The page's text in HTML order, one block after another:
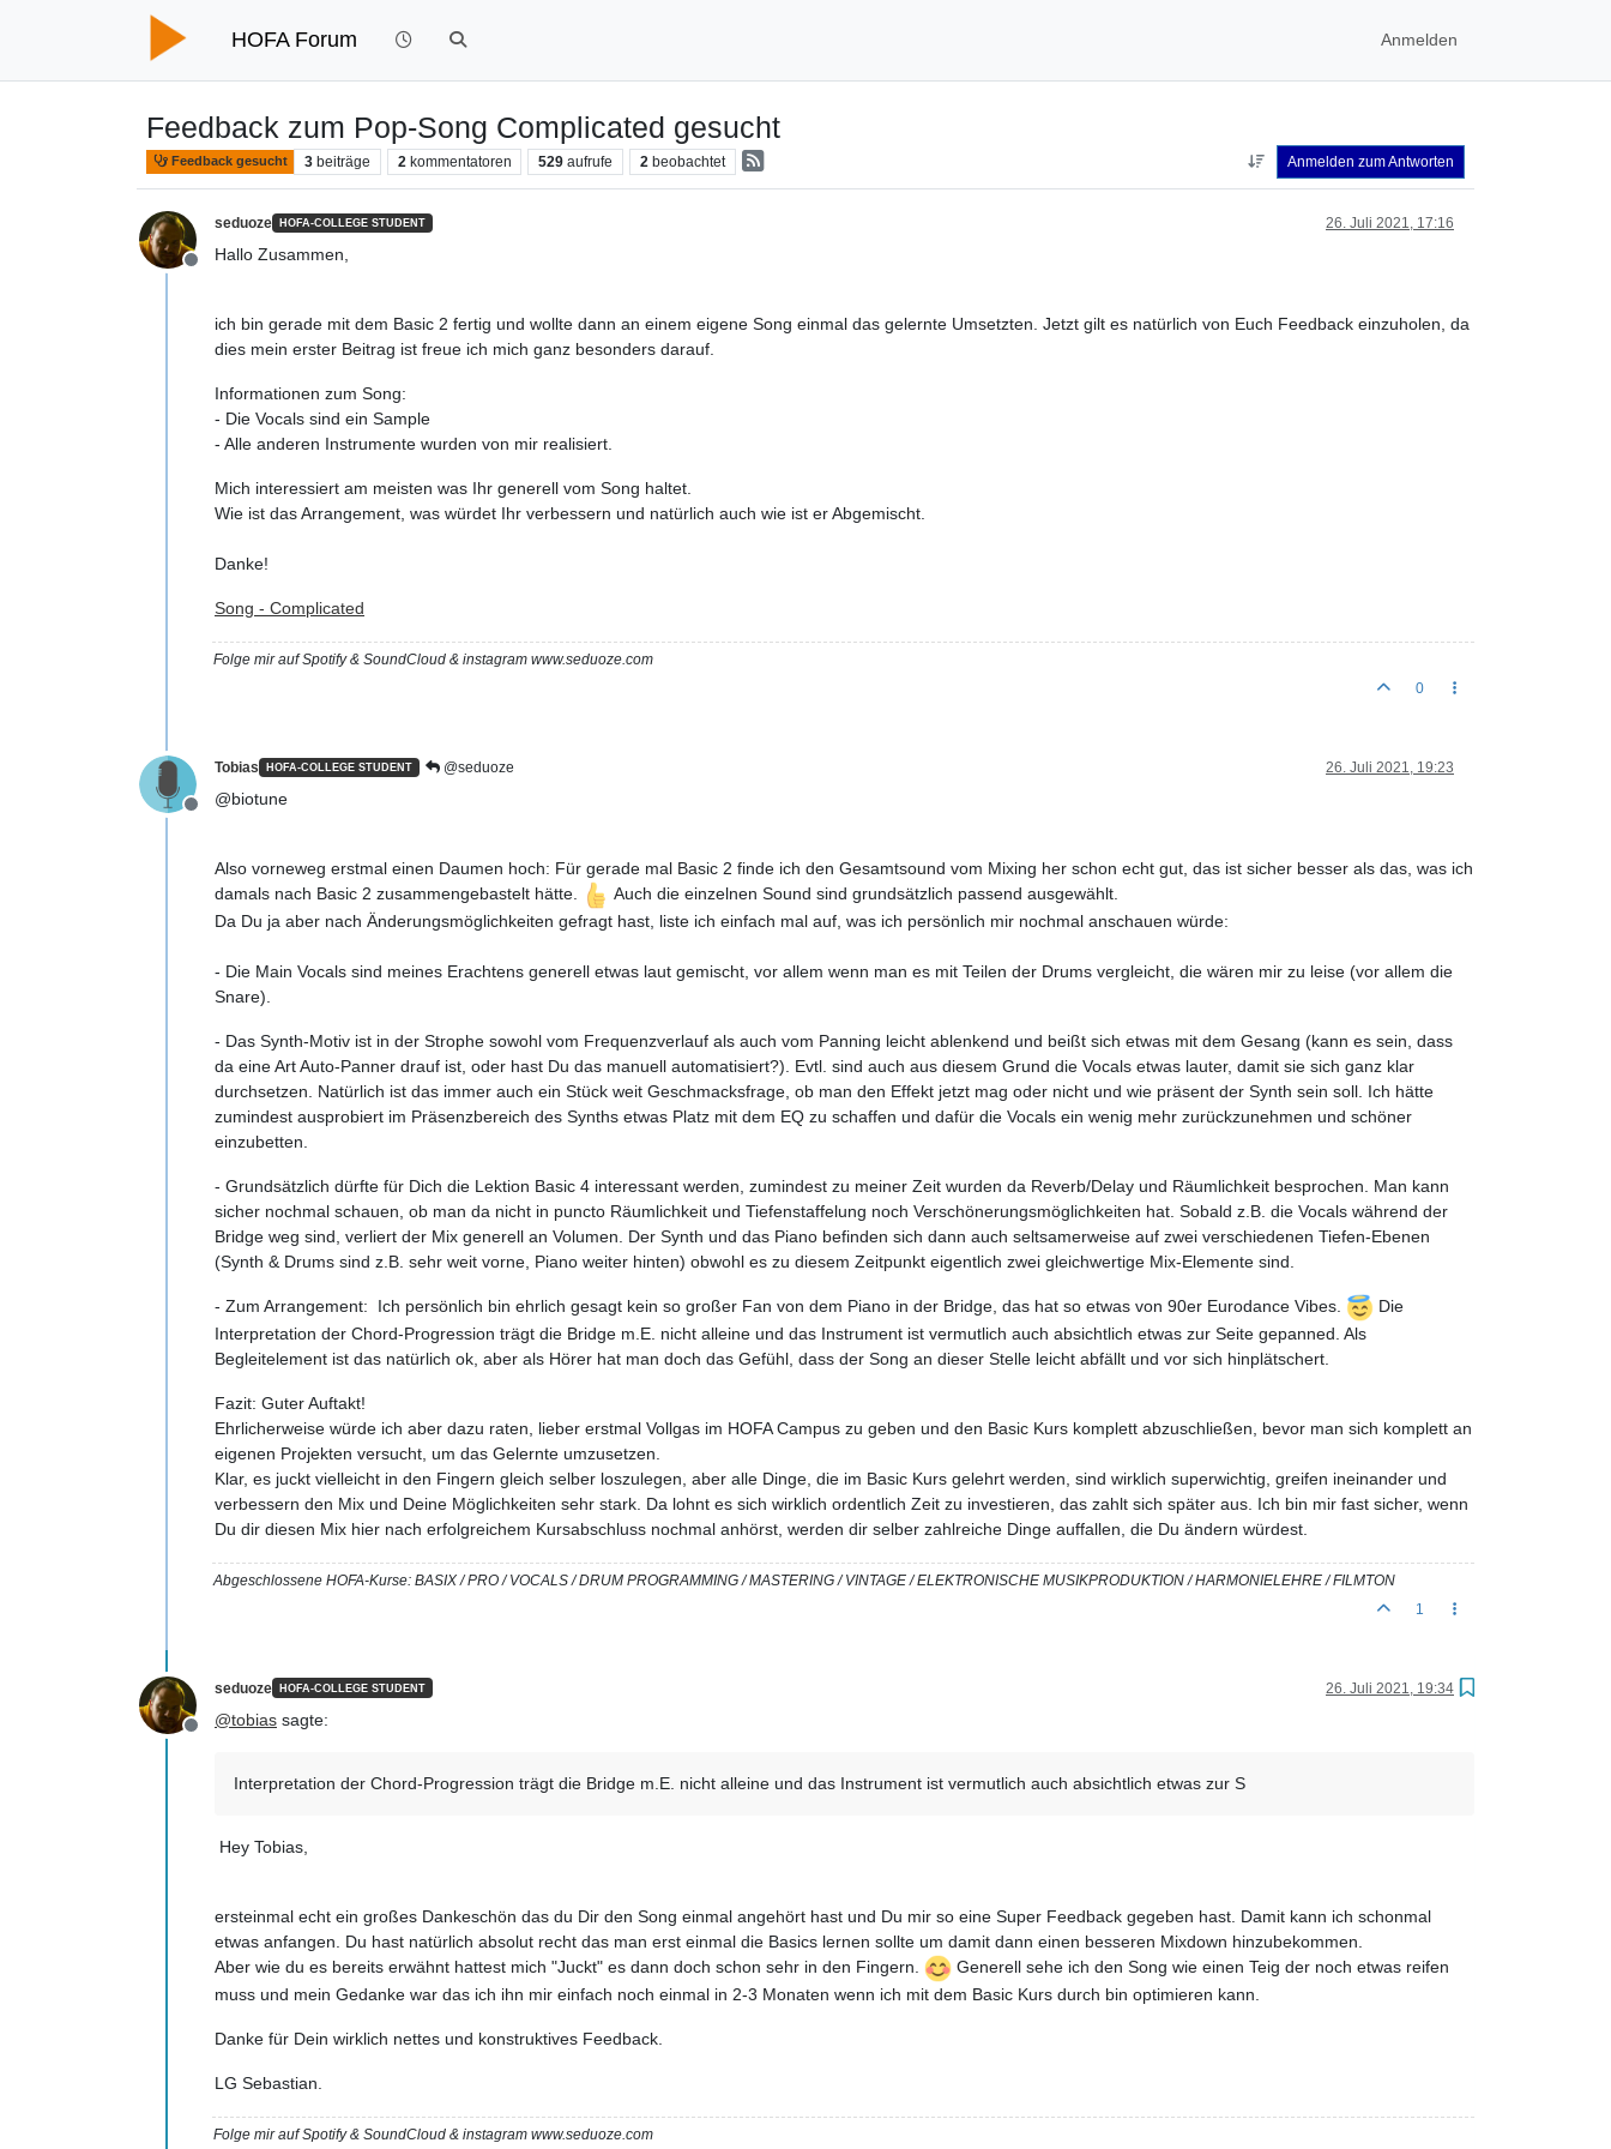
HOFA Forum Anmelden
Feedback zum Pop-Song Complicated gesucht
Feedback gesucht 3 beiträge 2 kommentatoren 529 aufrufe 2 beobachtet Anmelden zum Antworten
Offline
seduoze HOFA-COLLEGE STUDENT 26. Juli 2021, 17:16
Hallo Zusammen,
ich bin gerade mit dem Basic 2 fertig und wollte dann an einem eigene Song einmal das gelernte Umsetzten. Jetzt gilt es natürlich von Euch Feedback einzuholen, da
dies mein erster Beitrag ist freue ich mich ganz besonders darauf.
Informationen zum Song:
- Die Vocals sind ein Sample
- Alle anderen Instrumente wurden von mir realisiert.
Mich interessiert am meisten was Ihr generell vom Song haltet.
Wie ist das Arrangement, was würdet Ihr verbessern und natürlich auch wie ist er Abgemischt.
Danke!
Song - Complicated
Folge mir auf Spotify & SoundCloud & instagram www.seduoze.com
0
Offline
Tobias HOFA-COLLEGE STUDENT @seduoze 26. Juli 2021, 19:23
@biotune
Also vorneweg erstmal einen Daumen hoch: Für gerade mal Basic 2 finde ich den Gesamtsound vom Mixing her schon echt gut, das ist sicher besser als das, was ich
damals nach Basic 2 zusammengebastelt hätte.
Auch die einzelnen Sound sind grundsätzlich passend ausgewählt.
Da Du ja aber nach Änderungsmöglichkeiten gefragt hast, liste ich einfach mal auf, was ich persönlich mir nochmal anschauen würde:
- Die Main Vocals sind meines Erachtens generell etwas laut gemischt, vor allem wenn man es mit Teilen der Drums vergleicht, die wären mir zu leise (vor allem die
Snare).
- Das Synth-Motiv ist in der Strophe sowohl vom Frequenzverlauf als auch vom Panning leicht ablenkend und beißt sich etwas mit dem Gesang (kann es sein, dass
da eine Art Auto-Panner drauf ist, oder hast Du das manuell automatisiert?). Evtl. sind auch aus diesem Grund die Vocals etwas lauter, damit sie sich ganz klar
durchsetzen. Natürlich ist das immer auch ein Stück weit Geschmacksfrage, ob man den Effekt jetzt mag oder nicht und wie präsent der Synth sein soll. Ich hätte
zumindest ausprobiert im Präsenzbereich des Synths etwas Platz mit dem EQ zu schaffen und dafür die Vocals ein wenig mehr zurückzunehmen und schöner
einzubetten.
- Grundsätzlich dürfte für Dich die Lektion Basic 4 interessant werden, zumindest zu meiner Zeit wurden da Reverb/Delay und Räumlichkeit besprochen. Man kann
sicher nochmal schauen, ob man da nicht in puncto Räumlichkeit und Tiefenstaffelung noch Verschönerungsmöglichkeiten hat. Sobald z.B. die Vocals während der
Bridge weg sind, verliert der Mix generell an Volumen. Der Synth und das Piano befinden sich dann auch seltsamerweise auf zwei verschiedenen Tiefen-Ebenen
(Synth & Drums sind z.B. sehr weit vorne, Piano weiter hinten) obwohl es zu diesem Zeitpunkt eigentlich zwei gleichwertige Mix-Elemente sind.
- Zum Arrangement: Ich persönlich bin ehrlich gesagt kein so großer Fan von dem Piano in der Bridge, das hat so etwas von 90er Eurodance Vibes.
Die
Interpretation der Chord-Progression trägt die Bridge m.E. nicht alleine und das Instrument ist vermutlich auch absichtlich etwas zur Seite gepanned. Als
Begleitelement ist das natürlich ok, aber als Hörer hat man doch das Gefühl, dass der Song an dieser Stelle leicht abfällt und vor sich hinplätschert.
Fazit: Guter Auftakt!
Ehrlicherweise würde ich aber dazu raten, lieber erstmal Vollgas im HOFA Campus zu geben und den Basic Kurs komplett abzuschließen, bevor man sich komplett an
eigenen Projekten versucht, um das Gelernte umzusetzen.
Klar, es juckt vielleicht in den Fingern gleich selber loszulegen, aber alle Dinge, die im Basic Kurs gelehrt werden, sind wirklich superwichtig, greifen ineinander und
verbessern den Mix und Deine Möglichkeiten sehr stark. Da lohnt es sich wirklich ordentlich Zeit zu investieren, das zahlt sich später aus. Ich bin mir fast sicher, wenn
Du dir diesen Mix hier nach erfolgreichem Kursabschluss nochmal anhörst, werden dir selber zahlreiche Dinge auffallen, die Du ändern würdest.
Abgeschlossene HOFA-Kurse: BASIX / PRO / VOCALS / DRUM PROGRAMMING / MASTERING / VINTAGE / ELEKTRONISCHE MUSIKPRODUKTION / HARMONIELEHRE / FILMTON
1
Offline
seduoze HOFA-COLLEGE STUDENT 26. Juli 2021, 19:34
@tobias sagte:
Interpretation der Chord-Progression trägt die Bridge m.E. nicht alleine und das Instrument ist vermutlich auch absichtlich etwas zur S
Hey Tobias,
ersteinmal echt ein großes Dankeschön das du Dir den Song einmal angehört hast und Du mir so eine Super Feedback gegeben hast. Damit kann ich schonmal
etwas anfangen. Du hast natürlich absolut recht das man erst einmal die Basics lernen sollte um damit dann einen besseren Mixdown hinzubekommen.
Aber wie du es bereits erwähnt hattest mich "Juckt" es dann doch schon sehr in den Fingern.
Generell sehe ich den Song wie einen Teig der noch etwas reifen
muss und mein Gedanke war das ich ihn mir einfach noch einmal in 2-3 Monaten wenn ich mit dem Basic Kurs durch bin optimieren kann.
Danke für Dein wirklich nettes und konstruktives Feedback.
LG Sebastian.
Folge mir auf Spotify & SoundCloud & instagram www.seduoze.com